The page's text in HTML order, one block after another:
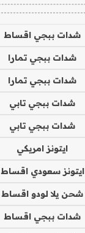
شدات ببجي اقساط
شدات ببجي تمارا
شدات ببجي تمارا
شدات ببجي تابي
شدات ببجي تابي
ايتونز امريكي
ايتونز سعودي اقساط
شحن يلا لودو اقساط
شدات ببجي اقساط